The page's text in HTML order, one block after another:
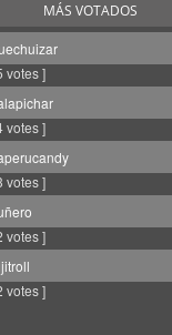
MÁS VOTADOS
votes ]
votes ]
votes ]
votes ]
votes ]